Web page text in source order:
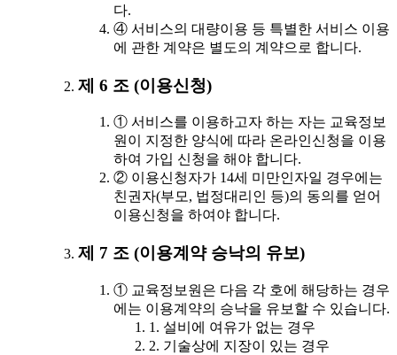
다.
④ 서비스의 대량이용 등 특별한 서비스 이용
에 관한 계약은 별도의 계약으로 합니다.
제 6 조 (이용신청)
① 서비스를 이용하고자 하는 자는 교육정보
원이 지정한 양식에 따라 온라인신청을 이용
하여 가입 신청을 해야 합니다.
② 이용신청자가 14세 미만인자일 경우에는
친권자(부모, 법정대리인 등)의 동의를 얻어
이용신청을 하여야 합니다.
제 7 조 (이용계약 승낙의 유보)
① 교육정보원은 다음 각 호에 해당하는 경우
에는 이용계약의 승낙을 유보할 수 있습니다.
1. 설비에 여유가 없는 경우
2. 기술상에 지장이 있는 경우